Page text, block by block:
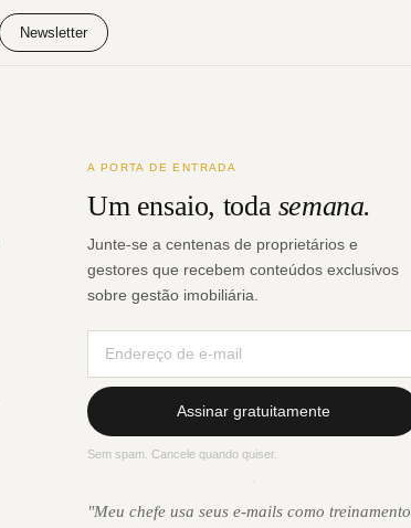
Newsletter
A PORTA DE ENTRADA
Um ensaio, toda semana.
Junte-se a centenas de proprietários e
gestores que recebem conteúdos exclusivos
sobre gestão imobiliária.
Assinar gratuitamente
Sem spam. Cancele quando quiser.
"Meu chefe usa seus e-mails como treinamento